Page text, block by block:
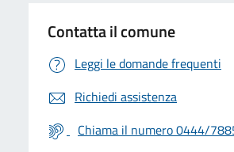
Contatta il comune
Leggi le domande frequenti
Richiedi assistenza
Chiama il numero 0444/